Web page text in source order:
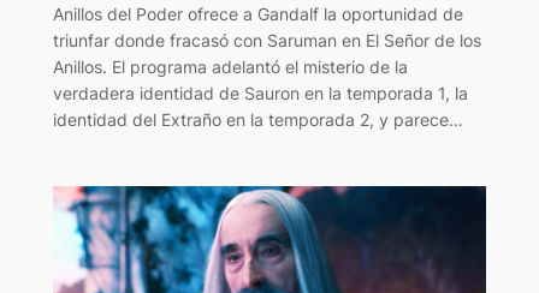
Anillos del Poder ofrece a Gandalf la oportunidad de
triunfar donde fracasó con Saruman en El Señor de los
Anillos. El programa adelantó el misterio de la
verdadera identidad de Sauron en la temporada 1, la
identidad del Extraño en la temporada 2, y parece…